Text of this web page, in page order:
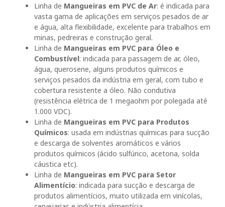
Linha de Mangueiras em PVC de Ar: é indicada para
vasta gama de aplicações em serviços pesados de ar
e água, alta flexibilidade, excelente para trabalhos em
minas, pedreiras e construção geral.
Linha de Mangueiras em PVC para Óleo e
Combustível: indicada para passagem de ar, óleo,
água, querosene, alguns produtos químicos e
serviços pesados da indústria em geral, com tubo e
cobertura resistente a óleo. Não condutiva
(resistência elétrica de 1 megaohm por polegada até
1.000 VDC).
Linha de Mangueiras em PVC para Produtos
Químicos: usada em indústrias químicas para sucção
e descarga de solventes aromáticos e vários
produtos químicos (ácido sulfúrico, acetona, solda
cáustica etc).
Linha de Mangueiras em PVC para Setor
Alimentício: indicada para sucção e descarga de
produtos alimentícios, muito utilizada em vinícolas,